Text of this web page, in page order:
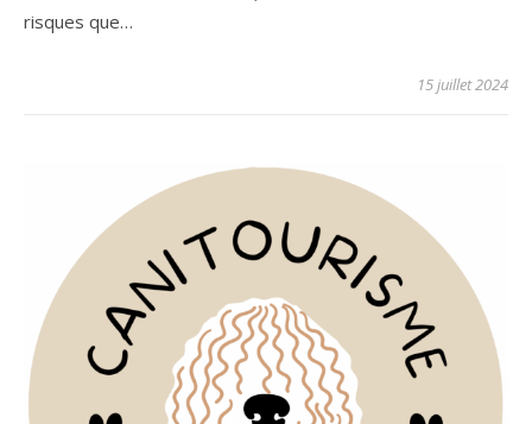
risques que…
15 juillet 2024